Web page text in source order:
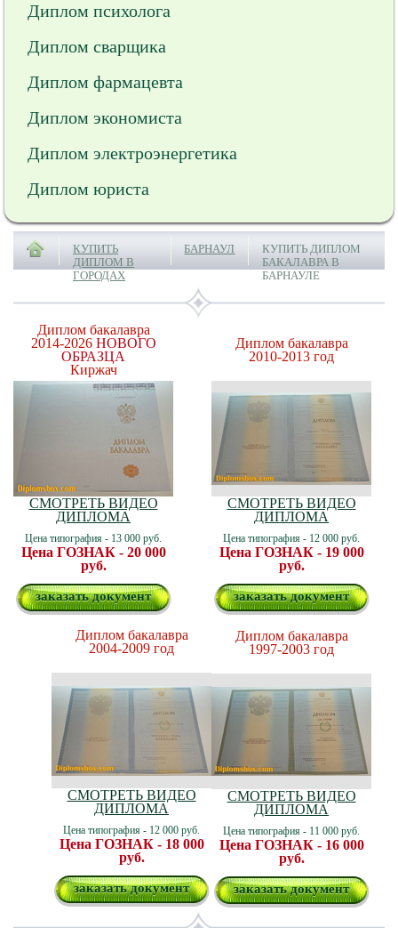
Диплом психолога
Диплом сварщика
Диплом фармацевта
Диплом экономиста
Диплом электроэнергетика
Диплом юриста
КУПИТЬ
ДИПЛОМ В
ГОРОДАХ
БАРНАУЛ
КУПИТЬ ДИПЛОМ
БАКАЛАВРА В
БАРНАУЛЕ
Диплом бакалавра
2014-2026 НОВОГО
ОБРАЗЦА
Киржач
СМОТРЕТЬ ВИДЕО
ДИПЛОМА
Цена типография - 13 000 руб.
Цена ГОЗНАК - 20 000
руб.
заказать документ
Диплом бакалавра
2010-2013 год
СМОТРЕТЬ ВИДЕО
ДИПЛОМА
Цена типография - 12 000 руб.
Цена ГОЗНАК - 19 000
руб.
заказать документ
Диплом бакалавра
2004-2009 год
СМОТРЕТЬ ВИДЕО
ДИПЛОМА
Цена типография - 12 000 руб.
Цена ГОЗНАК - 18 000
руб.
заказать документ
Диплом бакалавра
1997-2003 год
СМОТРЕТЬ ВИДЕО
ДИПЛОМА
Цена типография - 11 000 руб.
Цена ГОЗНАК - 16 000
руб.
заказать документ